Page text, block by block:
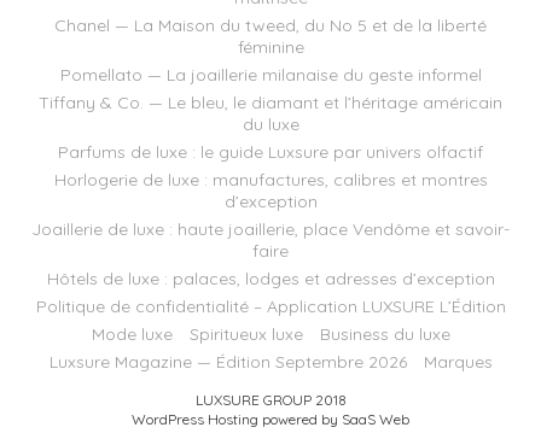
Chanel — La Maison du tweed, du No 5 et de la liberté
féminine
Pomellato — La joaillerie milanaise du geste informel
Tiffany & Co. — Le bleu, le diamant et l’héritage américain
du luxe
Parfums de luxe : le guide Luxsure par univers olfactif
Horlogerie de luxe : manufactures, calibres et montres
d’exception
Joaillerie de luxe : haute joaillerie, place Vendôme et savoir-
faire
Hôtels de luxe : palaces, lodges et adresses d’exception
Politique de confidentialité – Application LUXSURE L’Édition
Mode luxe
Spiritueux luxe
Business du luxe
Luxsure Magazine — Édition Septembre 2026
Marques
LUXSURE GROUP 2018
WordPress Hosting powered by SaaS Web